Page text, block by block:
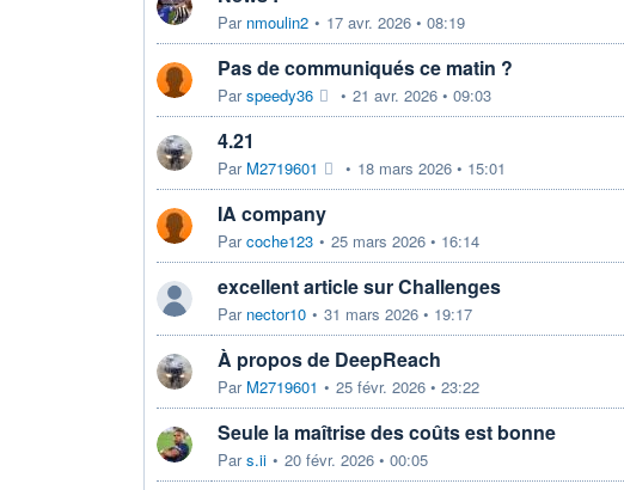
Par nmoulin2 • 17 avr. 2026 • 08:19
Pas de communiqués ce matin ?
Parspeedy36 • 21 avr. 2026 • 09:03
4.21
Par M2719601 • 18 mars 2026 • 15:01
IA company
Parcoche123 • 25 mars 2026 • 16:14
excellent article sur Challenges
Par nector10 • 31 mars 2026 • 19:17
À propos de DeepReach
Par M2719601 • 25 févr. 2026 • 23:22
Seule la maîtrise des coûts est bonne
Pars.ii • 20 févr. 2026 • 00:05